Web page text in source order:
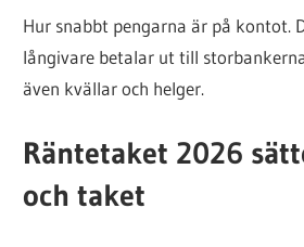
Hur snabbt pengarna är på kontot.
långivare betalar ut till
även kvällar och helger.
Räntetaket 2026
och taket